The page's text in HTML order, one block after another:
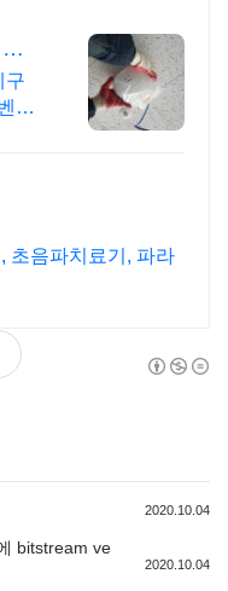
구
트,
초음파치료기, 파라
2020.10.04
bitstream ve
2020.10.04